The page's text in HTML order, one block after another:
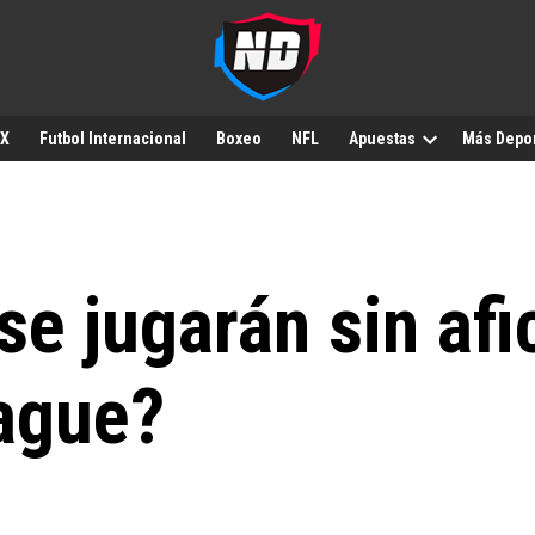
Futbol Internacional Boxeo NFL Apuestas Más
jugarán sin